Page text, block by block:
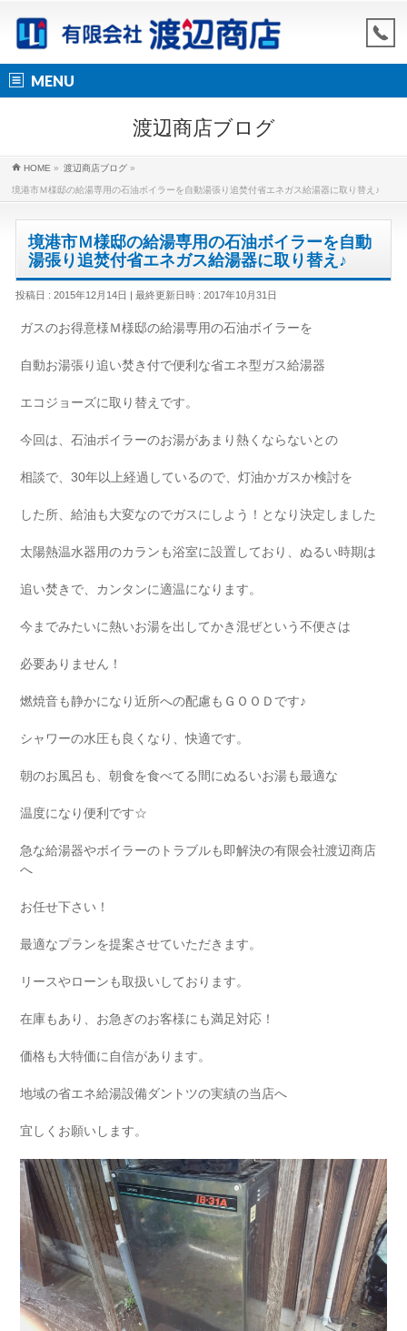
MENU
渡辺商店ブログ
HOME » 渡辺商店ブログ »
境港市Ｍ様邸の給湯専用の石油ボイラーを自動湯張り追焚付省エネガス給湯器に取り替え♪
境港市Ｍ様邸の給湯専用の石油ボイラーを自動
湯張り追焚付省エネガス給湯器に取り替え♪
投稿日 : 2015年12月14日 最終更新日時 : 2017年10月31日
ガスのお得意様Ｍ様邸の給湯専用の石油ボイラーを
自動お湯張り追い焚き付で便利な省エネ型ガス給湯器
エコジョーズに取り替えです。
今回は、石油ボイラーのお湯があまり熱くならないとの
相談で、30年以上経過しているので、灯油かガスか検討を
した所、給油も大変なのでガスにしよう！となり決定しました
太陽熱温水器用のカランも浴室に設置しており、ぬるい時期は
追い焚きで、カンタンに適温になります。
今までみたいに熱いお湯を出してかき混ぜという不便さは
必要ありません！
燃焼音も静かになり近所への配慮もＧＯＯＤです♪
シャワーの水圧も良くなり、快適です。
朝のお風呂も、朝食を食べてる間にぬるいお湯も最適な
温度になり便利です☆
急な給湯器やボイラーのトラブルも即解決の有限会社渡辺商店
へ
お任せ下さい！
最適なプランを提案させていただきます。
リースやローンも取扱いしております。
在庫もあり、お急ぎのお客様にも満足対応！
価格も大特価に自信があります。
地域の省エネ給湯設備ダントツの実績の当店へ
宜しくお願いします。